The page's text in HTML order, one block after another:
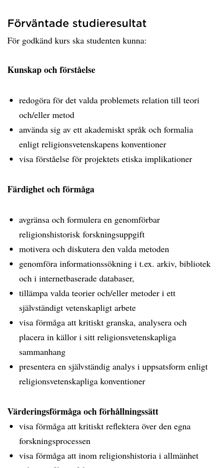
Förväntade studieresultat
För godkänd kurs ska studenten kunna:
Kunskap och förståelse
redogöra för det valda problemets relation till teori
och/eller metod
använda sig av ett akademiskt språk och formalia
enligt religionsvetenskapens konventioner
visa förståelse för projektets etiska implikationer
Färdighet och förmåga
avgränsa och formulera en genomförbar
religionshistorisk forskningsuppgift
motivera och diskutera den valda metoden
genomföra informationssökning i t.ex. arkiv, bibliotek
och i internetbaserade databaser,
tillämpa valda teorier och/eller metoder i ett
självständigt vetenskapligt arbete
visa förmåga att kritiskt granska, analysera och
placera in källor i sitt religionsvetenskapliga
sammanhang
presentera en självständig analys i uppsatsform enligt
religionsvetenskapliga konventioner
Värderingsförmåga och förhållningssätt
visa förmåga att kritiskt reflektera över den egna
forskningsprocessen
visa förmåga att inom religionshistoria i allmänhet